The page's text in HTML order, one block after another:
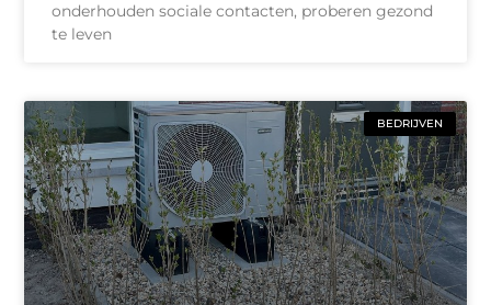
onderhouden sociale contacten, proberen gezond
te leven
BEDRIJVEN